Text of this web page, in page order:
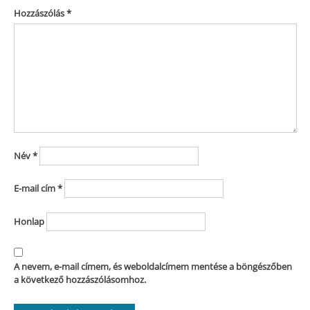
Hozzászólás*
Név*
E-mail cím*
Honlap
A nevem, e-mail címem, és weboldalcímem mentése a böngészőben
a következő hozzászólásomhoz.